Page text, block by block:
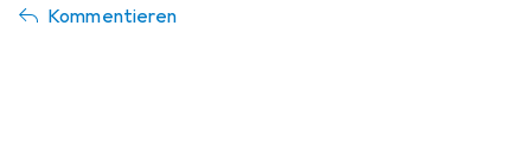
Kommentieren